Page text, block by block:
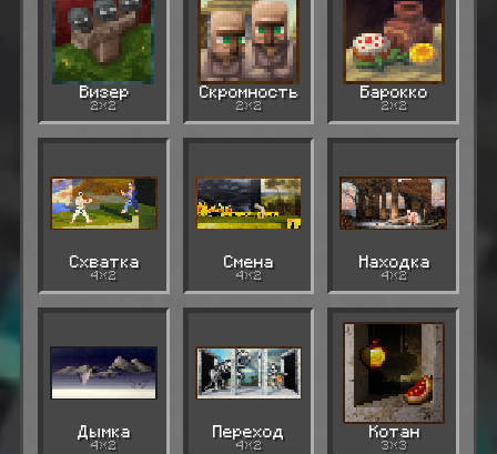
Визер
2×2
Скромность
2×2
Барокко
2×2
Схватка
4×2
Смена
4×2
Находка
4×2
Дымка
4×2
Переход
4×2
Котан
3×3